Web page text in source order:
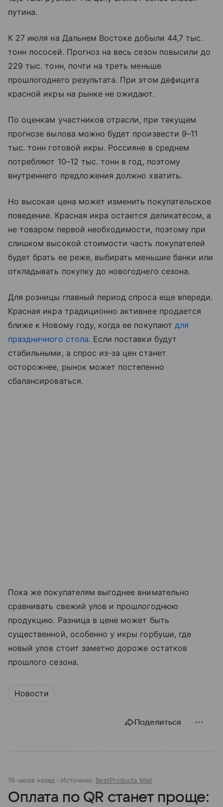
путина.
К 27 июля на Дальнем Востоке добыли 44,7 тыс.
тонн лососей. Прогноз на весь сезон повысили до
229 тыс. тонн, почти на треть меньше
прошлогоднего результата. При этом дефицита
красной икры на рынке не ожидают.
По оценкам участников отрасли, при текущем
прогнозе вылова можно будет произвести 9–11
тыс. тонн готовой икры. Россияне в среднем
потребляют 10–12 тыс. тонн в год, поэтому
внутреннего предложения должно хватить.
Но высокая цена может изменить покупательское
поведение. Красная икра остается деликатесом, а
не товаром первой необходимости, поэтому при
слишком высокой стоимости часть покупателей
будет брать ее реже, выбирать меньшие банки или
откладывать покупку до новогоднего сезона.
Для розницы главный период спроса еще впереди.
Красная икра традиционно активнее продается
ближе к Новому году, когда ее покупают для
праздничного стола. Если поставки будут
стабильными, а спрос из-за цен станет
осторожнее, рынок может постепенно
сбалансироваться.
Пока же покупателям выгоднее внимательно
сравнивать свежий улов и прошлогоднюю
продукцию. Разница в цене может быть
существенной, особенно у икры горбуши, где
новый улов стоит заметно дороже остатков
прошлого сезона.
Новости
Поделиться
16 часов назад Источник: BestProducts Mail
Оплата по QR станет проще: